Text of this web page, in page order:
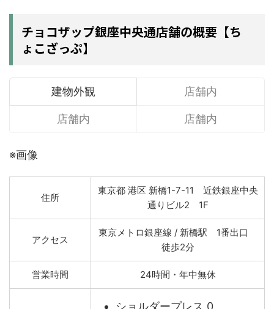
チョコザップ銀座中央通店舗の概要【ち
ょこざっぷ】
建物外観 店舗内
店舗内 店舗内
※画像
住所
東京都 港区 新橋1-7-11 近鉄銀座中央
通りビル2 1F
アクセス
東京メトロ銀座線 / 新橋駅 1番出口
徒歩2分
営業時間 24時間・年中無休
ショルダープレス 0